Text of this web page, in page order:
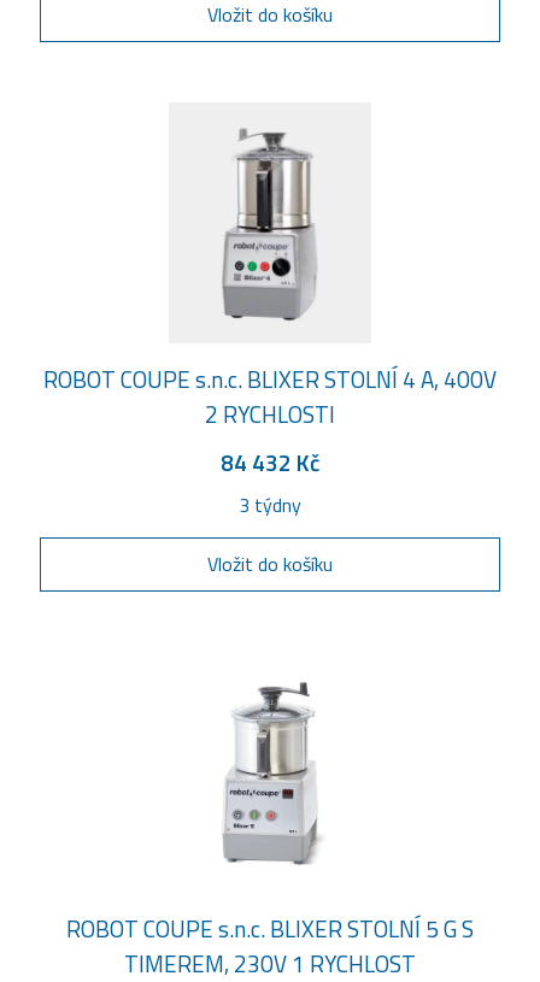
Vložit do košíku
ROBOT COUPE s.n.c. BLIXER STOLNÍ 4 A, 400V
2 RYCHLOSTI
84 432 Kč
3 týdny
Vložit do košíku
ROBOT COUPE s.n.c. BLIXER STOLNÍ 5 G S
TIMEREM, 230V 1 RYCHLOST